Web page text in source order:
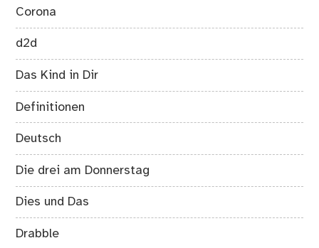
Corona
d2d
Das Kind in Dir
Definitionen
Deutsch
Die drei am Donnerstag
Dies und Das
Drabble